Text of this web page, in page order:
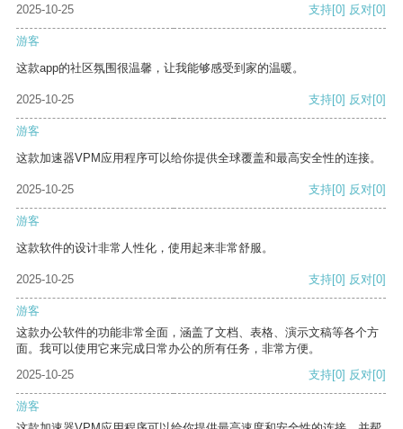
2025-10-25 支持[0] 反对[0]
游客
这款app的社区氛围很温馨，让我能够感受到家的温暖。
2025-10-25 支持[0] 反对[0]
游客
这款加速器VPM应用程序可以给你提供全球覆盖和最高安全性的连接。
2025-10-25 支持[0] 反对[0]
游客
这款软件的设计非常人性化，使用起来非常舒服。
2025-10-25 支持[0] 反对[0]
游客
这款办公软件的功能非常全面，涵盖了文档、表格、演示文稿等各个方
面。我可以使用它来完成日常办公的所有任务，非常方便。
2025-10-25
支持[0] 反对[0]
游客